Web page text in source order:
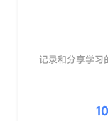
记录和分享学习